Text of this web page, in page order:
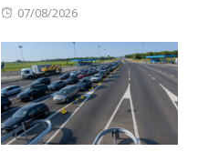
Posted
07/08/2026